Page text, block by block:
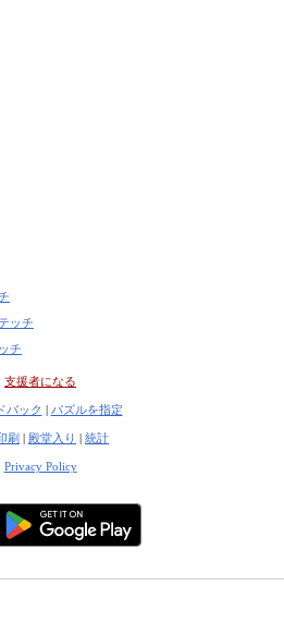
ッチ
チ
支援者になる
バック | パズルを指定
刷 | 殿堂入り | 統計
Privacy Policy